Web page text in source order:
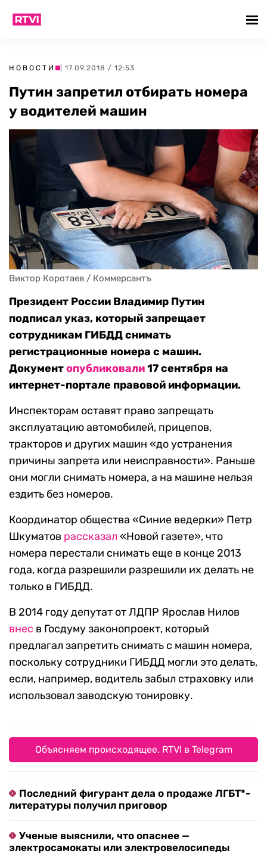
НОВОСТИ | 17.09.2018 / 12:53
Путин запретил отбирать номера
у водителей машин
Виктор Коротаев / Коммерсантъ
Президент России Владимир Путин
подписал указ, который запрещает
сотрудникам ГИБДД снимать
регистрационные номера с машин.
Документопубликовали17 сентября на
интернет-портале правовой информации.
Инспекторам оставят право запрещать
эксплуатацию автомобилей, прицепов,
тракторов и других машин «до устранения
причины запрета или неисправности». Раньше
они могли снимать номера, а на машине нельзя
ездить без номеров.
Координатор общества «Синие ведерки» Петр
Шкуматов рассказал «Новой газете», что
номера перестали снимать еще в конце 2013
года, когда разрешили разрешили их делать не
только в ГИБДД.
В 2014 году депутат от ЛДПР Ярослав Нилов
внес в Госдуму законопроект, который
предлагал запретить снимать с машин номера,
поскольку сотрудники ГИБДД могли это делать,
если, например, водитель забыл страховку или
использовал заводскую тонировку.
Объясняем происходящее. RTVI в Telegram
Последний фигурант дела о продаже ЛГБТ*-
литературы получил приговор
Ученые выяснили, что опаснее —
электросамокаты или электровелосипеды